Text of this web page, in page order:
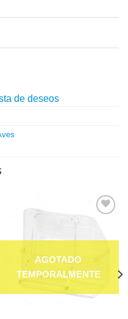
de deseos
lista de
deseos